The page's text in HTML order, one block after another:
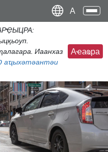
Иаанхаз
аҵыхәтәантәи
Аҽаҩра